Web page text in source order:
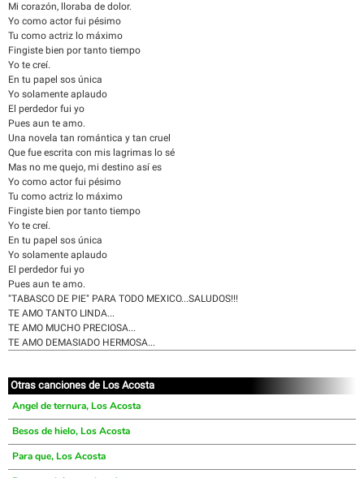
Mi corazón, lloraba de dolor.
Yo como actor fui pésimo
Tu como actriz lo máximo
Fingiste bien por tanto tiempo
Yo te creí.
En tu papel sos única
Yo solamente aplaudo
El perdedor fui yo
Pues aun te amo.
Una novela tan romántica y tan cruel
Que fue escrita con mis lagrimas lo sé
Mas no me quejo, mi destino así es
Yo como actor fui pésimo
Tu como actriz lo máximo
Fingiste bien por tanto tiempo
Yo te creí.
En tu papel sos única
Yo solamente aplaudo
El perdedor fui yo
Pues aun te amo.
"TABASCO DE PIE" PARA TODO MEXICO...SALUDOS!!!
TE AMO TANTO LINDA...
TE AMO MUCHO PRECIOSA...
TE AMO DEMASIADO HERMOSA...
Otras canciones de Los Acosta
Angel de ternura, Los Acosta
Besos de hielo, Los Acosta
Para que, Los Acosta